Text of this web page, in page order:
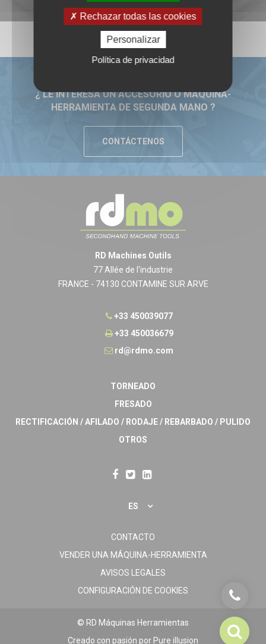
Rechazar todas las cookies
Personalizar
Política de privacidad
¿ LE INTERESA UN ACCESORIO O MÁQUINA-
HERRAMIENTA DE SEGUNDA MANO ?
CONTÁCTENOS
RD Machines Outils
77 Allée de l'industrie
FRANCE - 74130 CONTAMINE SUR ARVE
+33 450039077
+33 450036679
rd@rdmo.com
TORNEADO
FRESADO
RECTIFICACIÓN / AFILADO / RODAJE / REBARBADO / PULIDO
OTROS
ES
CONTACTO
VENDER UNA MÁQUINA-HERRAMIENTA
AVISOS LEGALES
CONFIGURACIÓN DE COOKIES
© RD Máquinas Herramientas
Creado con pasión por Pure illusion